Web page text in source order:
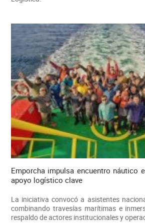
Emporcha impulsa encuentro náutico
apoyo logístico clave
La iniciativa convocó a asistentes
combinando travesías marítimas e
respaldo de actores institucionales y